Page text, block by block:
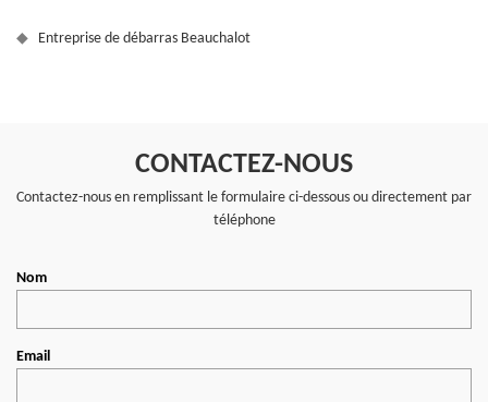
Entreprise de débarras Beauchalot
CONTACTEZ-NOUS
Contactez-nous en remplissant le formulaire ci-dessous ou directement par
téléphone
Nom
Email